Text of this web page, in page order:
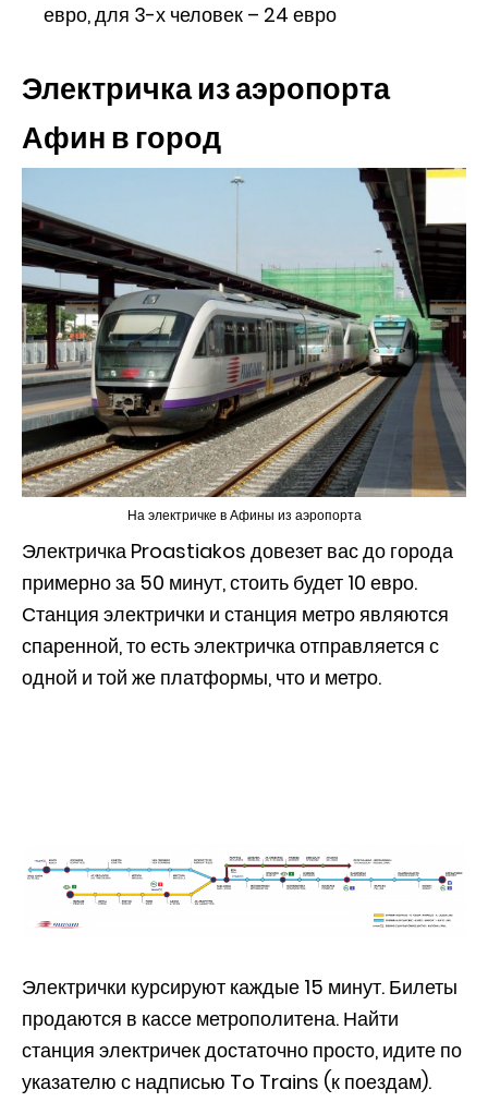
евро, для 3-х человек – 24 евро
Электричка из аэропорта
Афин в город
На электричке в Афины из аэропорта
Электричка Proastiakos довезет вас до города
примерно за 50 минут, стоить будет 10 евро.
Станция электрички и станция метро являются
спаренной, то есть электричка отправляется с
одной и той же платформы, что и метро.
Электрички курсируют каждые 15 минут. Билеты
продаются в кассе метрополитена. Найти
станция электричек достаточно просто, идите по
указателю с надписью To Trains (к поездам).